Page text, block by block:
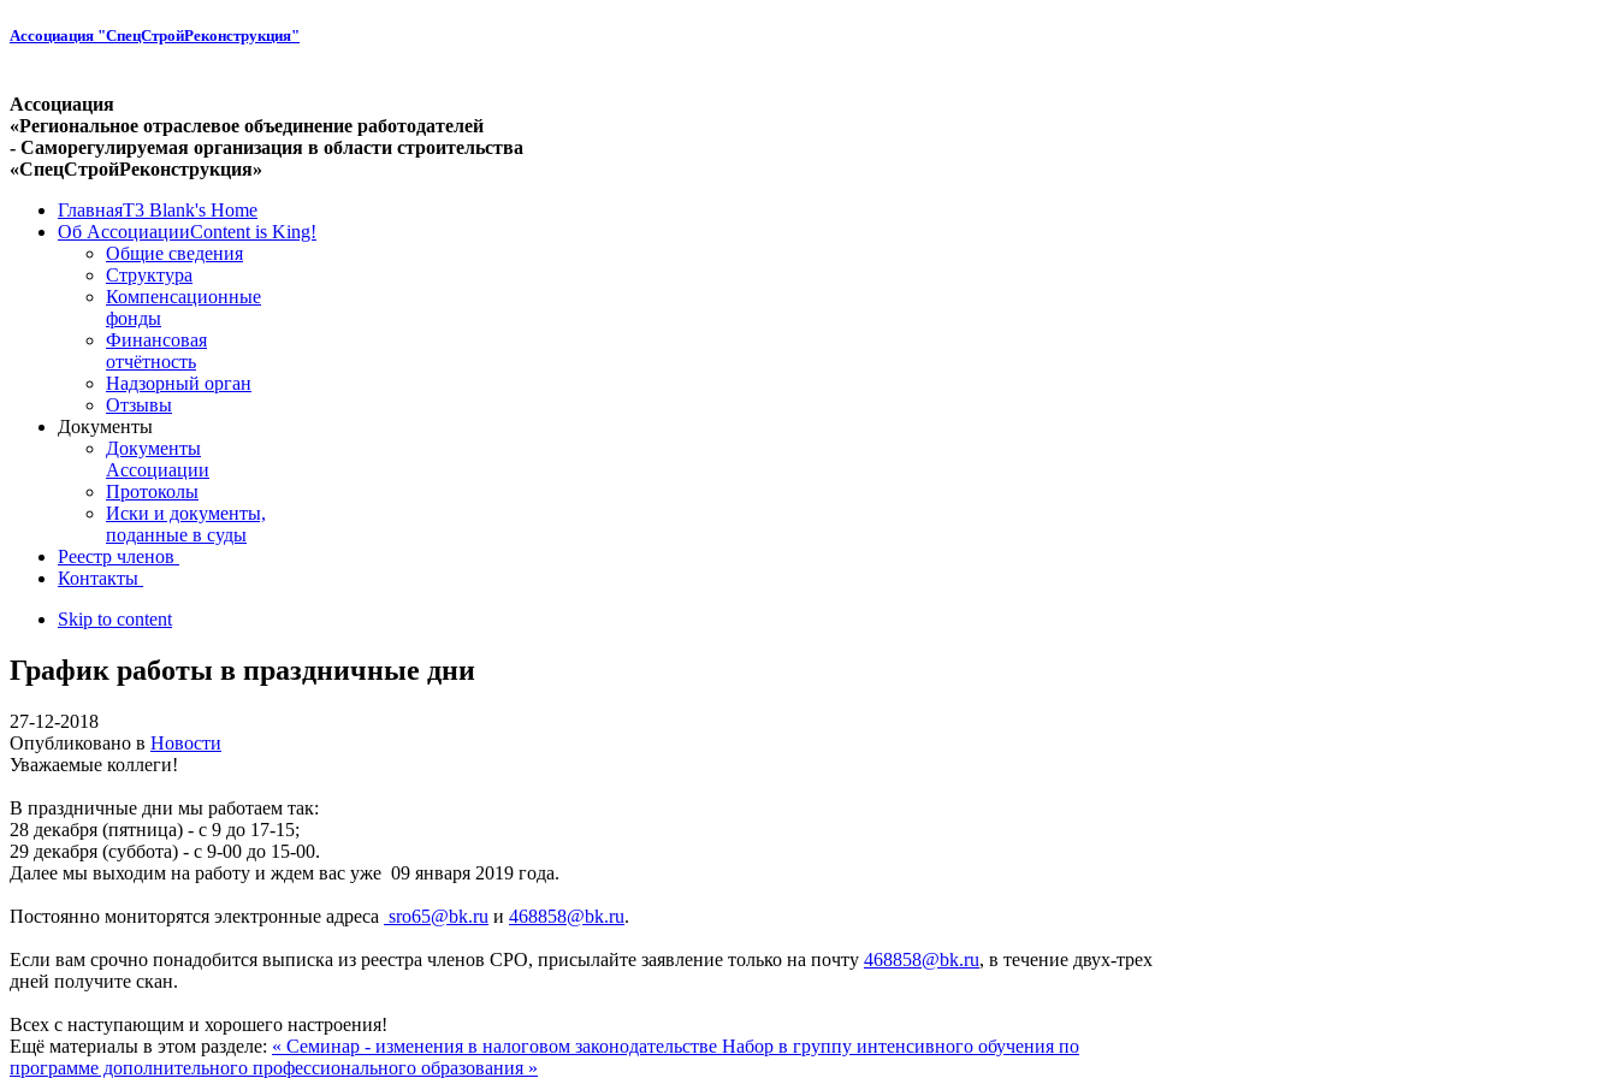
Ассоциация "СпецСтройРеконструкция"
Ассоциация
«Региональное отраслевое объединение работодателей
- Саморегулируемая организация в области строительства
«СпецСтройРеконструкция»
ГлавнаяT3 Blank's Home
Об АссоциацииContent is King!
Общие сведения
Структура
Компенсационные
фонды
Финансовая
отчётность
Надзорный орган
Отзывы
Документы
Документы
Ассоциации
Протоколы
Иски и документы,
поданные в суды
Реестр членов
Контакты
Skip to content
График работы в праздничные дни
27-12-2018
Опубликовано в Новости
Уважаемые коллеги!
В праздничные дни мы работаем так:
28 декабря (пятница) - с 9 до 17-15;
29 декабря (суббота) - с 9-00 до 15-00.
Далее мы выходим на работу и ждем вас уже 09 января 2019 года.
Постоянно мониторятся электронные адреса sro65@bk.ru и 468858@bk.ru.
Если вам срочно понадобится выписка из реестра членов СРО, присылайте заявление только на почту 468858@bk.ru, в течение двух-трех
дней получите скан.
Всех с наступающим и хорошего настроения!
Ещё материалы в этом разделе: « Семинар - изменения в налоговом законодательстве Набор в группу интенсивного обучения по
программе дополнительного профессионального образования »